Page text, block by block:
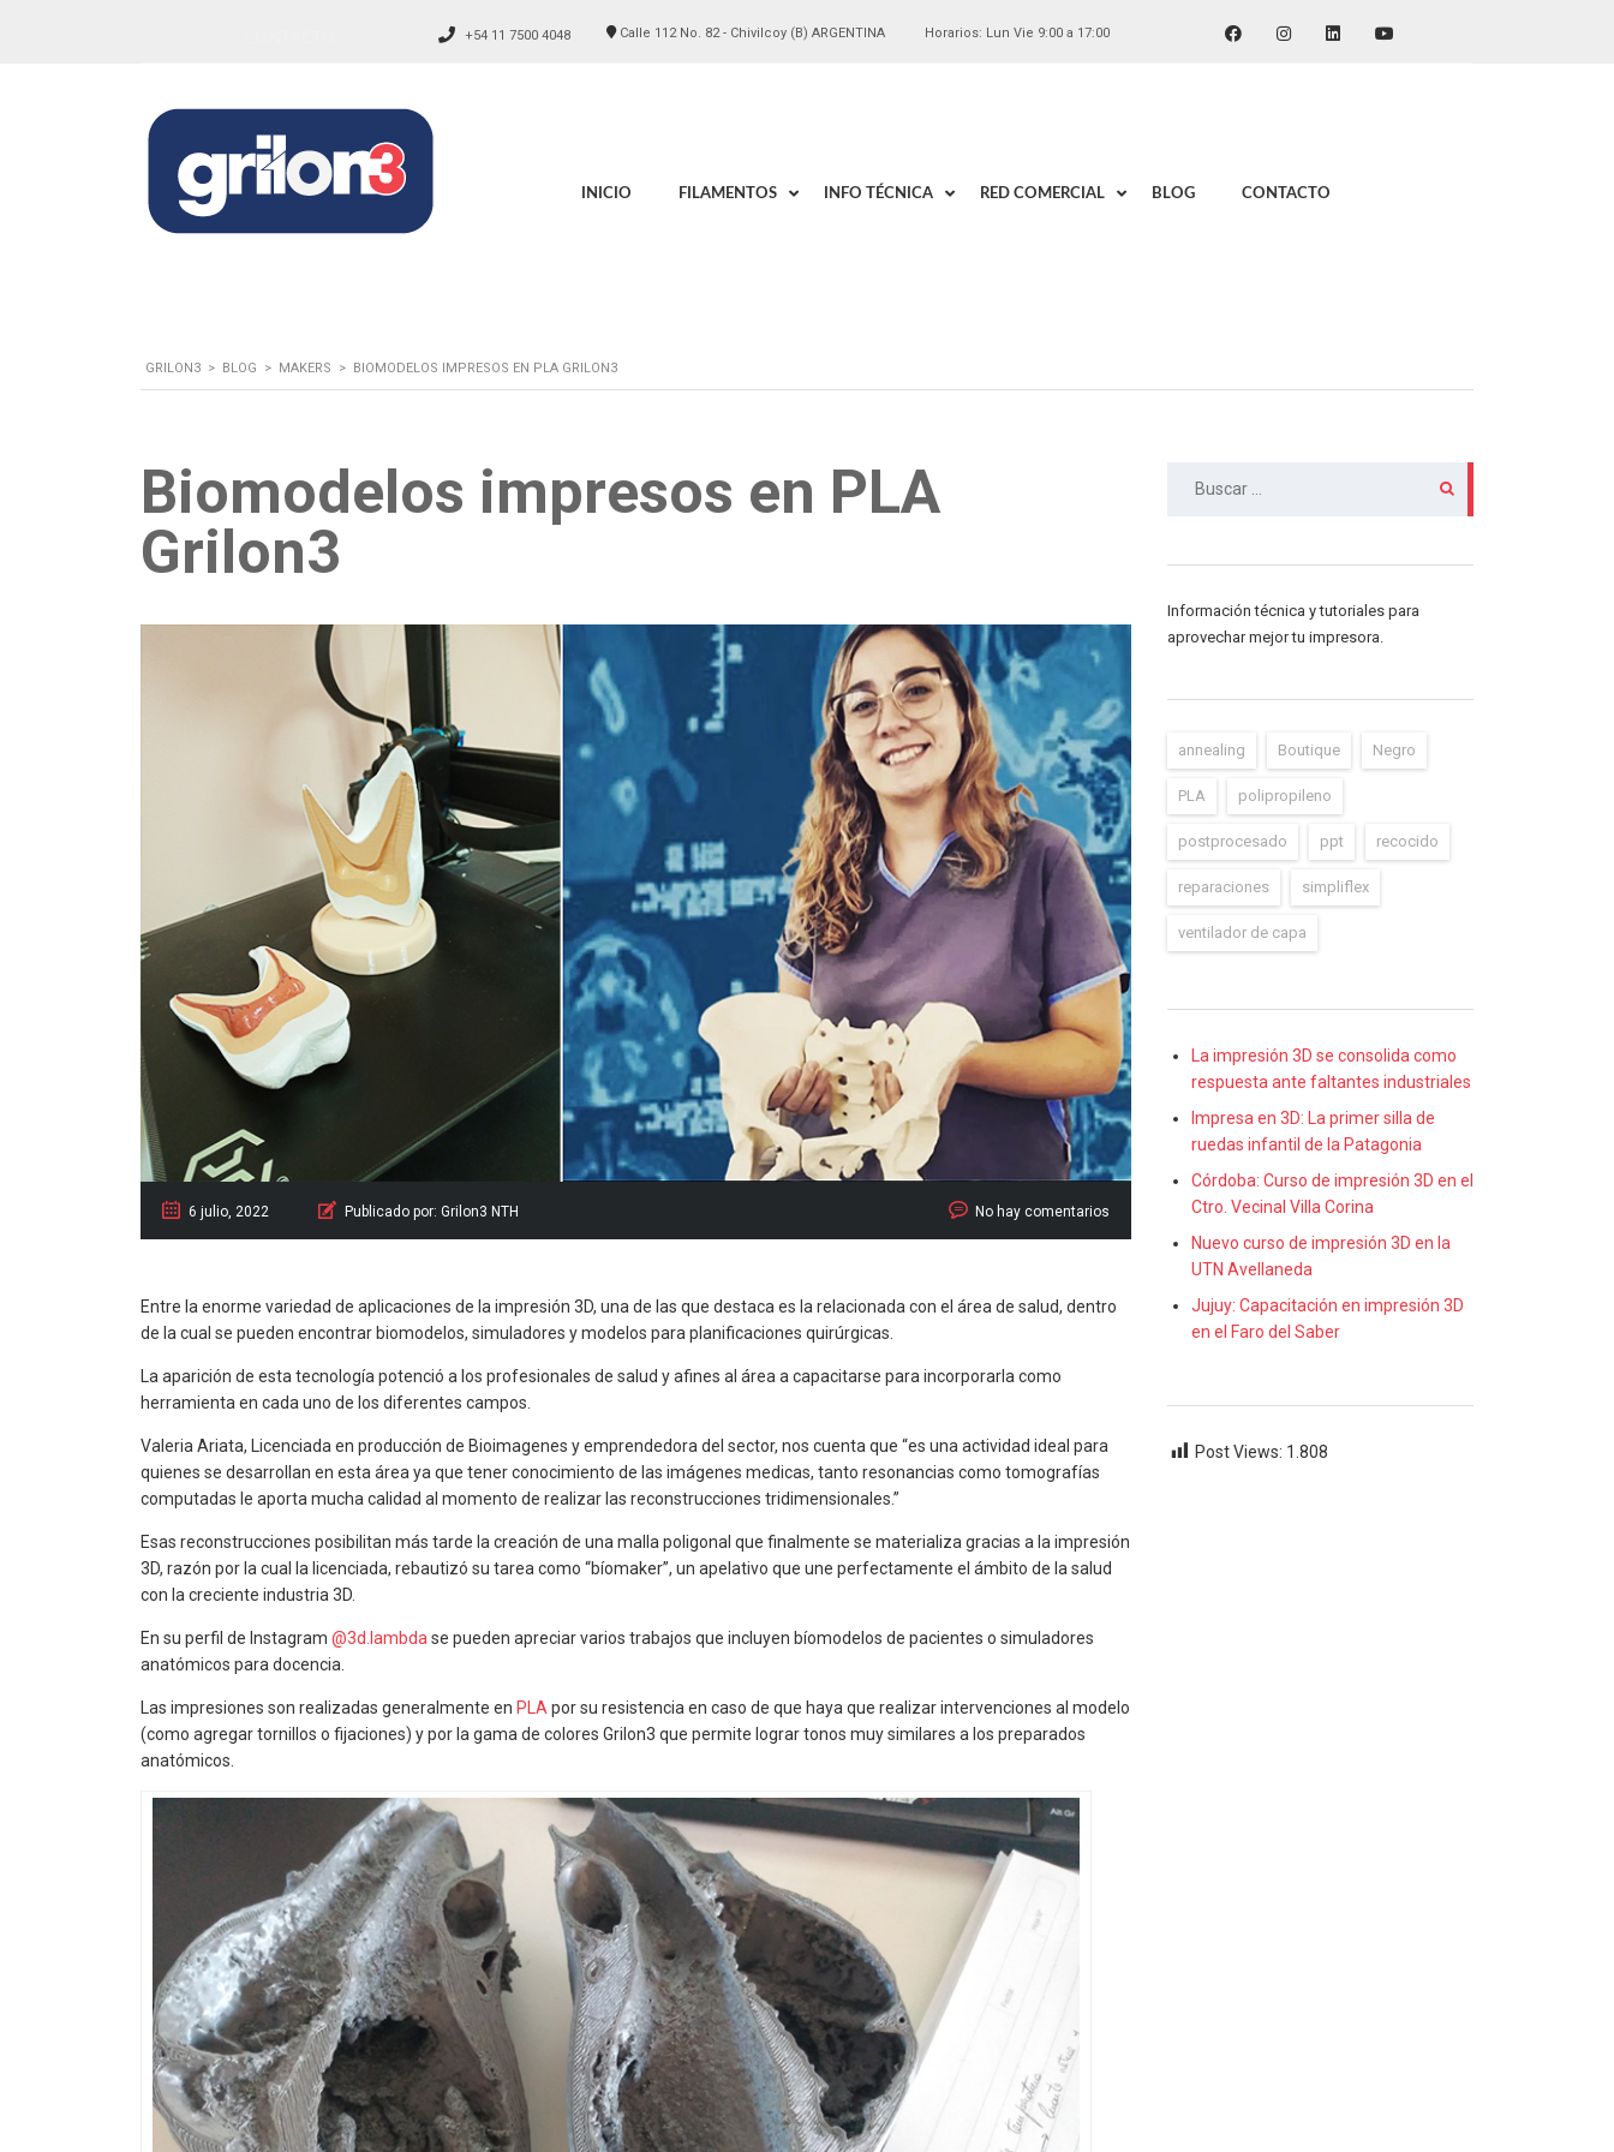
Horarios: Lun Vie 9:00 a 17:00
Calle 112 No. 82 - Chivilcoy (B) ARGENTINA
+54 11 7500 4048
INICIO FILAMENTOS INFO TÉCNICA RED COMERCIAL BLOG CONTACTO
GRILON3 > BLOG > MAKERS > BIOMODELOS IMPRESOS EN PLA GRILON3
Biomodelos impresos en PLA
Grilon3
6 julio, 2022 Publicado por: Grilon3 NTH No hay comentarios
Entre la enorme variedad de aplicaciones de la impresión 3D, una de las que destaca es la relacionada con el área de salud, dentro
de la cual se pueden encontrar biomodelos, simuladores y modelos para planificaciones quirúrgicas.
La aparición de esta tecnología potenció a los profesionales de salud y afines al área a capacitarse para incorporarla como
herramienta en cada uno de los diferentes campos.
Valeria Ariata, Licenciada en producción de Bioimagenes y emprendedora del sector, nos cuenta que “es una actividad ideal para
quienes se desarrollan en esta área ya que tener conocimiento de las imágenes medicas, tanto resonancias como tomografías
computadas le aporta mucha calidad al momento de realizar las reconstrucciones tridimensionales.”
Esas reconstrucciones posibilitan más tarde la creación de una malla poligonal que finalmente se materializa gracias a la impresión
3D, razón por la cual la licenciada, rebautizó su tarea como “bíomaker”, un apelativo que une perfectamente el ámbito de la salud
con la creciente industria 3D.
En su perfil de Instagram @3d.lambda se pueden apreciar varios trabajos que incluyen bíomodelos de pacientes o simuladores
anatómicos para docencia.
Las impresiones son realizadas generalmente en PLA por su resistencia en caso de que haya que realizar intervenciones al modelo
(como agregar tornillos o fijaciones) y por la gama de colores Grilon3 que permite lograr tonos muy similares a los preparados
anatómicos.
Información técnica y tutoriales para
aprovechar mejor tu impresora.
annealing Boutique Negro
PLA polipropileno
postprocesado ppt recocido
reparaciones simpliflex
ventilador de capa
La impresión 3D se consolida como
respuesta ante faltantes industriales
Impresa en 3D: La primer silla de
ruedas infantil de la Patagonia
Córdoba: Curso de impresión 3D en el
Ctro. Vecinal Villa Corina
Nuevo curso de impresión 3D en la
UTN Avellaneda
Jujuy: Capacitación en impresión 3D
en el Faro del Saber
Post Views: 1.808